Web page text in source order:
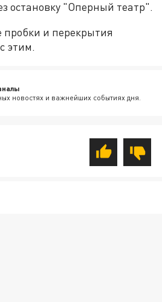
остановку "Оперный театр".
пробки и перекрытия
этим.
новостях и важнейших событиях дня.